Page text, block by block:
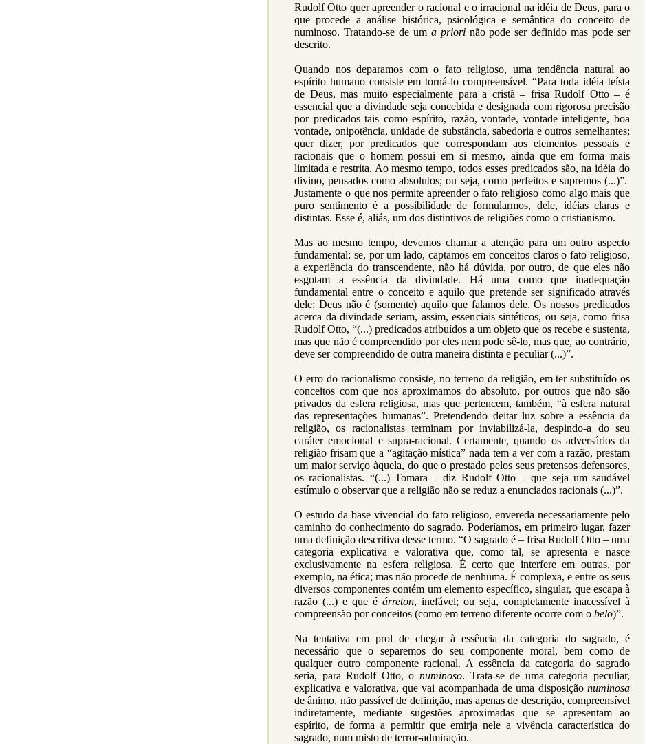
Rudolf Otto quer apreender o racional e o irracional na idéia de Deus, para o
que procede a análise histórica, psicológica e semântica do conceito de
numinoso. Tratando-se de um a priorinão pode ser definido mas pode ser
descrito.
Quando nos deparamos com o fato religioso, uma tendência natural ao
espírito humano consiste em torná-lo compreensível. “Para toda idéia teísta
de Deus, mas muito especialmente para a cristã – frisa Rudolf Otto – é
essencial que a divindade seja concebida e designada com rigorosa precisão
por predicados tais como espírito, razão, vontade, vontade inteligente, boa
vontade, onipotência, unidade de substância, sabedoria e outros semelhantes;
quer dizer, por predicados que correspondam aos elementos pessoais e
racionais que o homem possui em si mesmo, ainda que em forma mais
limitada e restrita. Ao mesmo tempo, todos esses predicados são, na idéia do
divino, pensados como absolutos; ou seja, como perfeitos e supremos (...)”.
Justamente o que nos permite apreender o fato religioso como algo mais que
puro sentimento é a possibilidade de formularmos, dele, idéias claras e
distintas. Esse é, aliás, um dos distintivos de religiões como o cristianismo.
Mas ao mesmo tempo, devemos chamar a atenção para um outro aspecto
fundamental: se, por um lado, captamos em conceitos claros o fato religioso,
a experiência do transcendente, não há dúvida, por outro, de que eles não
esgotam a essência da divindade. Há uma como que inadequação
fundamental entre o conceito e aquilo que pretende ser significado através
dele: Deus não é (somente) aquilo que falamos dele. Os nossos predicados
acerca da divindade seriam, assim, essenciais sintéticos, ou seja, como frisa
Rudolf Otto, “(...) predicados atribuídos a um objeto que os recebe e sustenta,
mas que não é compreendido por eles nem pode sê-lo, mas que, ao contrário,
deve ser compreendido de outra maneira distinta e peculiar (...)”.
O erro do racionalismo consiste, no terreno da religião, em ter substituído os
conceitos com que nos aproximamos do absoluto, por outros que não são
privados da esfera religiosa, mas que pertencem, também, “à esfera natural
das representações humanas”. Pretendendo deitar luz sobre a essência da
religião, os racionalistas terminam por inviabilizá-la, despindo-a do seu
caráter emocional e supra-racional. Certamente, quando os adversários da
religião frisam que a “agitação mística” nada tem a ver com a razão, prestam
um maior serviço àquela, do que o prestado pelos seus pretensos defensores,
os racionalistas. “(...) Tomara – diz Rudolf Otto – que seja um saudável
estímulo o observar que a religião não se reduz a enunciados racionais (...)”.
O estudo da base vivencial do fato religioso, envereda necessariamente pelo
caminho do conhecimento do sagrado. Poderíamos, em primeiro lugar, fazer
uma definição descritiva desse termo. “O sagrado é – frisa Rudolf Otto – uma
categoria explicativa e valorativa que, como tal, se apresenta e nasce
exclusivamente na esfera religiosa. É certo que interfere em outras, por
exemplo, na ética; mas não procede de nenhuma. É complexa, e entre os seus
diversos componentes contém um elemento específico, singular, que escapa à
razão (...) e que é árreton, inefável; ou seja, completamente inacessível à
compreensão por conceitos (como em terreno diferente ocorre com o belo)”.
Na tentativa em prol de chegar à essência da categoria do sagrado, é
necessário que o separemos do seu componente moral, bem como de
qualquer outro componente racional. A essência da categoria do sagrado
seria, para Rudolf Otto, o numinoso. Trata-se de uma categoria peculiar,
explicativa e valorativa, que vai acompanhada de uma disposição numinosa
de ânimo, não passível de definição, mas apenas de descrição, compreensível
indiretamente, mediante sugestões aproximadas que se apresentam ao
espírito, de forma a permitir que emirja nele a vivência característica do
sagrado, num misto de terror-admiração.